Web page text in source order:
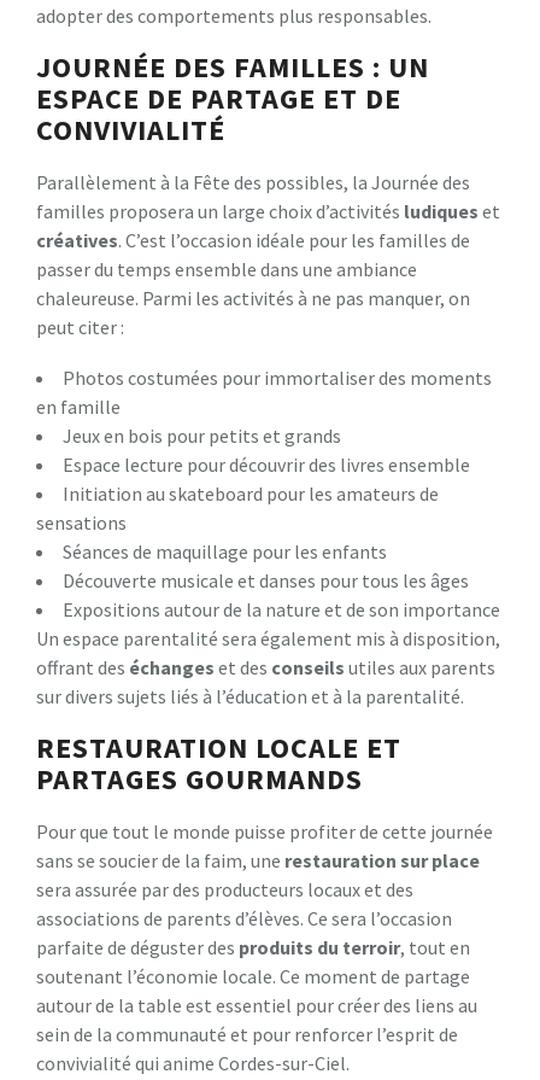
adopter des comportements plus responsables.
JOURNÉE DES FAMILLES : UN
ESPACE DE PARTAGE ET DE
CONVIVIALITÉ
Parallèlement à la Fête des possibles, la Journée des
familles proposera un large choix d’activités ludiques et
créatives. C’est l’occasion idéale pour les familles de
passer du temps ensemble dans une ambiance
chaleureuse. Parmi les activités à ne pas manquer, on
peut citer :
Photos costumées pour immortaliser des moments
en famille
Jeux en bois pour petits et grands
Espace lecture pour découvrir des livres ensemble
Initiation au skateboard pour les amateurs de
sensations
Séances de maquillage pour les enfants
Découverte musicale et danses pour tous les âges
Expositions autour de la nature et de son importance
Un espace parentalité sera également mis à disposition,
offrant des échanges et des conseils utiles aux parents
sur divers sujets liés à l’éducation et à la parentalité.
RESTAURATION LOCALE ET
PARTAGES GOURMANDS
Pour que tout le monde puisse profiter de cette journée
sans se soucier de la faim, une restauration sur place
sera assurée par des producteurs locaux et des
associations de parents d’élèves. Ce sera l’occasion
parfaite de déguster des produits du terroir, tout en
soutenant l’économie locale. Ce moment de partage
autour de la table est essentiel pour créer des liens au
sein de la communauté et pour renforcer l’esprit de
convivialité qui anime Cordes-sur-Ciel.